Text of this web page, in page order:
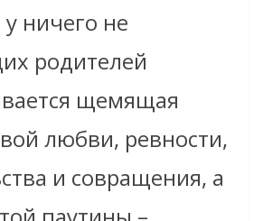
ничего не
родителей
щемящая
любви, ревности,
и совращения, а